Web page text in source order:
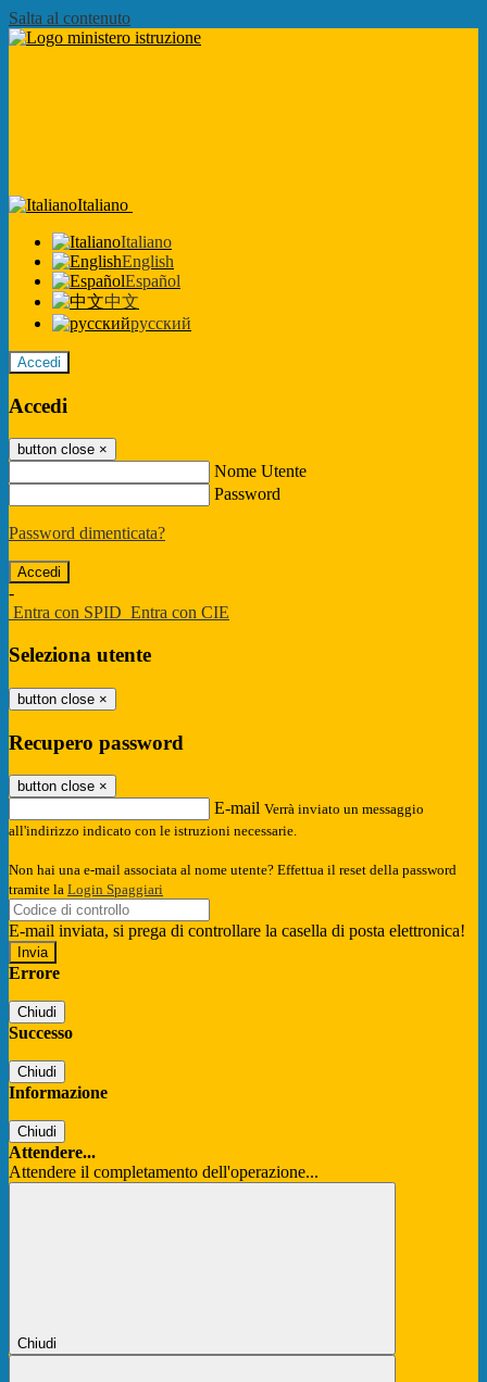
Salta al contenuto
Italiano
Italiano
English
Español
中文
русский
Accedi
Accedi
button close ×
Nome Utente
Password
Password dimenticata?
-
Entra con SPID Entra con CIE
Seleziona utente
button close ×
Recupero password
button close ×
E-mail Verrà inviato un messaggio
all'indirizzo indicato con le istruzioni necessarie.
Non hai una e-mail associata al nome utente? Effettua il reset della password
tramite la Login Spaggiari
E-mail inviata, si prega di controllare la casella di posta elettronica!
Errore
Chiudi
Successo
Chiudi
Informazione
Chiudi
Attendere...
Attendere il completamento dell'operazione...
Chiudi